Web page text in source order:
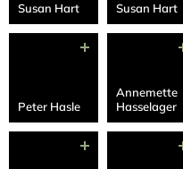
Susan Hart Susan Hart
Peter Hasle
Annemette
Hasselager